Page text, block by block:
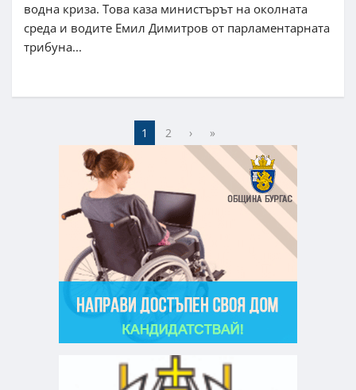
водна криза. Това каза министърът на околната
среда и водите Емил Димитров от парламентарната
трибуна...
1 2 › »